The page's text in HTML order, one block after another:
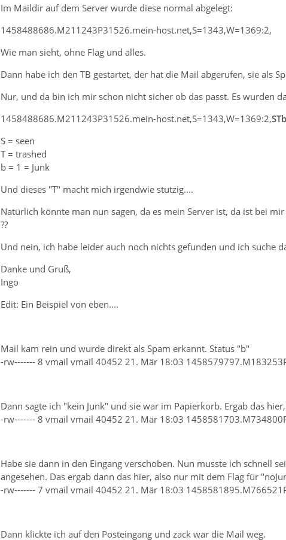
Im Maildir auf dem Server wurde diese normal abgelegt:
1458488686.M211243P31526.mein-host.net,S=1343,W=1369:2,
Wie man sieht, ohne Flag und alles.
Dann habe ich den TB gestartet, der hat die Mail abgerufen, sie als
Nur, und da bin ich mir schon nicht sicher ob das passt. Es wurden
1458488686.M211243P31526.mein-host.net,S=1343,W=1369:2,STb
S = seen
T = trashed
b = 1 = Junk
Und dieses "T" macht mich irgendwie stutzig....
Natürlich könnte man nun sagen, da es mein Server ist, da ist bei
??
Und nein, ich habe leider auch noch nichts gefunden und ich suche
Danke und Gruß,
Ingo
Edit: Ein Beispiel von eben....
Mail kam rein und wurde direkt als Spam erkannt. Status "b"
-rw------- 8 vmail vmail 40452 21. Mär 18:03
Dann sagte ich "kein Junk" und sie war im Papierkorb. Ergab das
-rw------- 8 vmail vmail 40452 21. Mär 18:03
Habe sie dann in den Eingang verschoben. Nun musste ich schnell
angesehen. Das ergab dann das hier, also nur mit dem Flag für
-rw------- 7 vmail vmail 40452 21. Mär 18:03
Dann klickte ich auf den Posteingang und zack war die Mail weg.